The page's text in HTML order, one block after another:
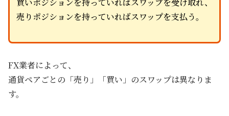
買いポジションを持っていればスワップを受け取れ、
売りポジションを持っていればスワップを支払う。
FX業者によって、
通貨ペアごとの「売り」「買い」のスワップは異なりま
す。